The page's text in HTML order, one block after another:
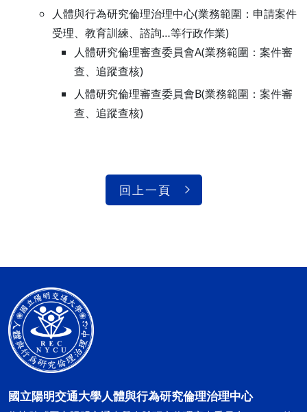
人體與行為研究倫理治理中心(業務範圍：申請案件
受理、教育訓練、諮詢…等行政作業)
人體研究倫理審查委員會A(業務範圍：案件審
查、追蹤查核)
人體研究倫理審查委員會B(業務範圍：案件審
查、追蹤查核)
回上一頁
國立陽明交通大學人體與行為研究倫理治理中心